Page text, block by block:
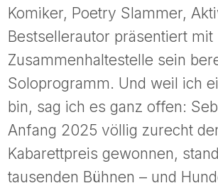
Komiker, Poetry Slammer,
Bestsellerautor präsentiert mit
Zusammenhaltestelle sein
Soloprogramm. Und weil ich
bin, sag ich es ganz offen:
Anfang 2025 völlig zurecht
Kabarettpreis gewonnen,
tausenden Bühnen – und